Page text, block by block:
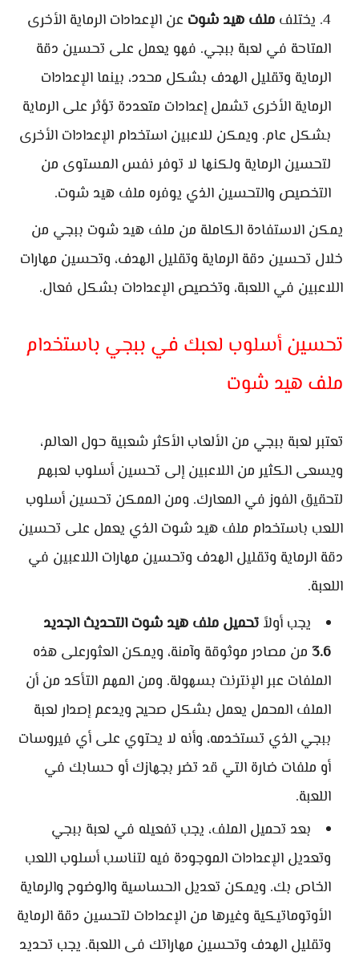
يختلف ملف هيد شوت عن الإعدادات الرماية الأخرى
المتاحة في لعبة ببجي. فهو يعمل على تحسين دقة
الرماية وتقليل الهدف بشكل محدد، بينما الإعدادات
الرماية الأخرى تشمل إعدادات متعددة تؤثر على الرماية
بشكل عام. ويمكن للاعبين استخدام الإعدادات الأخرى
لتحسين الرماية ولكنها لا توفر نفس المستوى من
التخصيص والتحسين الذي يوفره ملف هيد شوت.
يمكن الاستفادة الكاملة من ملف هيد شوت ببجي من
خلال تحسين دقة الرماية وتقليل الهدف، وتحسين مهارات
اللاعبين في اللعبة، وتخصيص الإعدادات بشكل فعال.
تحسين أسلوب لعبك في ببجي باستخدام
ملف هيد شوت
تعتبر لعبة ببجي من الألعاب الأكثر شعبية حول العالم،
ويسعى الكثير من اللاعبين إلى تحسين أسلوب لعبهم
لتحقيق الفوز في المعارك. ومن الممكن تحسين أسلوب
اللعب باستخدام ملف هيد شوت الذي يعمل على تحسين
دقة الرماية وتقليل الهدف وتحسين مهارات اللاعبين في
اللعبة.
يجب أولاً تحميل ملف هيد شوت التحديث الجديد
3.6 من مصادر موثوقة وآمنة، ويمكن العثورعلى هذه
الملفات عبر الإنترنت بسهولة. ومن المهم التأكد من أن
الملف المحمل يعمل بشكل صحيح ويدعم إصدار لعبة
ببجي الذي تستخدمه، وأنه لا يحتوي على أي فيروسات
أو ملفات ضارة التي قد تضر بجهازك أو حسابك في
اللعبة.
بعد تحميل الملف، يجب تفعيله في لعبة ببجي
وتعديل الإعدادات الموجودة فيه لتناسب أسلوب اللعب
الخاص بك. ويمكن تعديل الحساسية والوضوح والرماية
الأوتوماتيكية وغيرها من الإعدادات لتحسين دقة الرماية
وتقليل الهدف وتحسين مهاراتك في اللعبة. يجب تحديد